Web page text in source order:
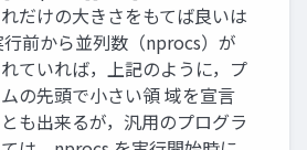
だけの大きさをもてば良いは
行前から並列数（nprocs）が
ていれば，上記のように，プ
の先頭で小さい領 域を宣言
も出来るが，汎用のプログラ